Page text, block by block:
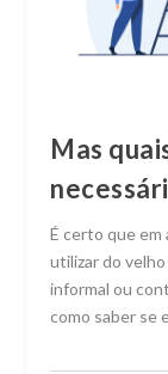
Mas
É certo que
utilizar do
informal ou
como saber se